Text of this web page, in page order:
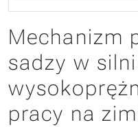
Mechanizm
sadzy w
pracy na